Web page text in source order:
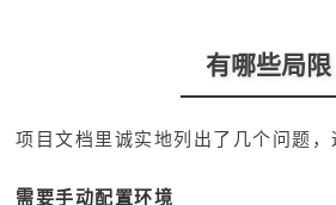
有哪些局限
项目文档里诚实地列出了几个问题，
需要手动配置环境